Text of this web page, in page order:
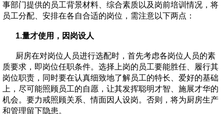
事部门提供的员工背景材料、综合素质以及岗前培训情况，将
员工分配、安排在各自合适的岗位，需注意以下两点：
1.量才使用，因岗设人
厨房在对岗位人员进行选配时，首先考虑各岗位人员的素
质要求，即岗位任职条件。选择上岗的员工要能胜任、履行其
岗位职责，同时要在认真细致地了解员工的特长、爱好的基础
上，尽可能照顾员工的自愿，让其发挥聪明才智、施展才华的
机会。要力戒照顾关系、情面因人设岗。否则，将为厨房生产
和管理留下隐患。